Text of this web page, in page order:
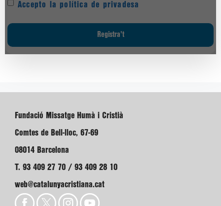
Accepto la política de privadesa
Fundació Missatge Humà i Cristià
Comtes de Bell-lloc, 67-69
08014 Barcelona
T. 93 409 27 70 / 93 409 28 10
web@catalunyacristiana.cat